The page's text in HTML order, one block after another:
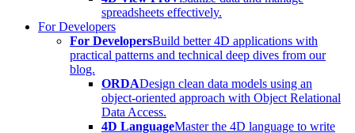
spreadsheets effectively.
For Developers
For DevelopersBuild better 4D applications with
practical patterns and technical deep dives from our
blog.
ORDADesign clean data models using an
object-oriented approach with Object Relational
Data Access.
4D LanguageMaster the 4D language to write